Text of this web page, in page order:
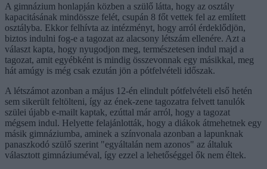
A gimnázium honlapján közben a szülő látta, hogy az osztály
kapacitásának mindössze felét, csupán 8 főt vettek fel az említett
osztályba. Ekkor felhívta az intézményt, hogy arról érdeklődjön,
biztos indulni fog-e a tagozat az alacsony létszám ellenére. Azt a
választ kapta, hogy nyugodjon meg, természetesen indul majd a
tagozat, amit egyébként is mindig összevonnak egy másikkal, meg
hát amúgy is még csak ezután jön a pótfelvételi időszak.
A létszámot azonban a május 12-én elindult pótfelvételi első hetén
sem sikerült feltölteni, így az ének-zene tagozatra felvett tanulók
szülei újabb e-mailt kaptak, ezúttal már arról, hogy a tagozat
mégsem indul. Helyette felajánlották, hogy a diákok átmehetnek egy
másik gimnáziumba, aminek a színvonala azonban a lapunknak
panaszkodó szülő szerint "egyáltalán nem azonos" az általuk
választott gimnáziuméval, így ezzel a lehetőséggel ők nem éltek.